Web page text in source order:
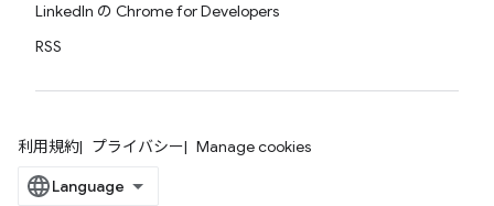
LinkedIn の Chrome for Developers
RSS
利用規約 プライバシー Manage cookies